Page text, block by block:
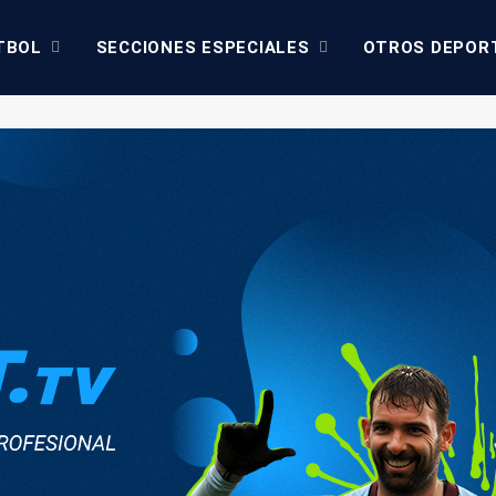
SECCIONES ESPECIALES OTROS